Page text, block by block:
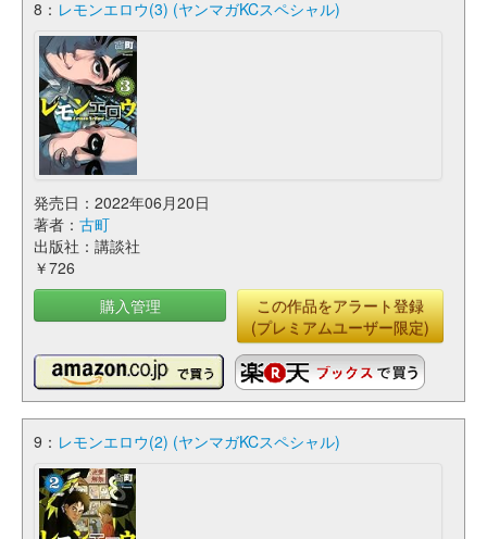
8： レモンエロウ(3) (ヤンマガKCスペシャル)
発売日：2022年06月20日
著者： 古町
出版社：講談社
￥726
購入管理
この作品をアラート登録
(プレミアムユーザー限定)
9： レモンエロウ(2) (ヤンマガKCスペシャル)